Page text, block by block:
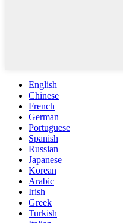
English
Chinese
French
German
Portuguese
Spanish
Russian
Japanese
Korean
Arabic
Irish
Greek
Turkish